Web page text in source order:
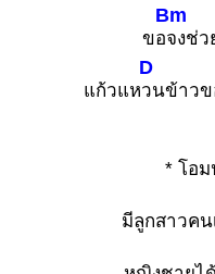
ขอ
Bm
จงช่ว
แก้วแห
D
วนข้าวข
* โอม
มีลูกสาวคน